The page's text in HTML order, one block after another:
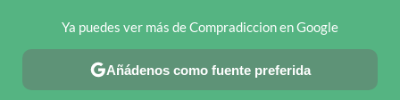
CHOLLOS TELEGRAM OFERTAS EN MÓVILES OFERTAS EN
Ya puedes ver más de Compradiccion en Google
Añádenos como fuente preferida